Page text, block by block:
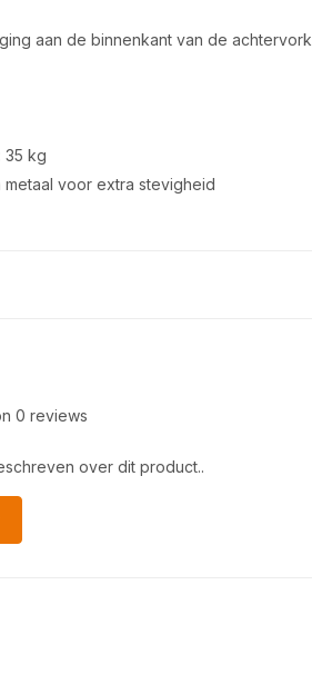
aan de binnenkant van de achtervork
35 kg
metaal voor extra stevigheid
0 reviews
over dit product..